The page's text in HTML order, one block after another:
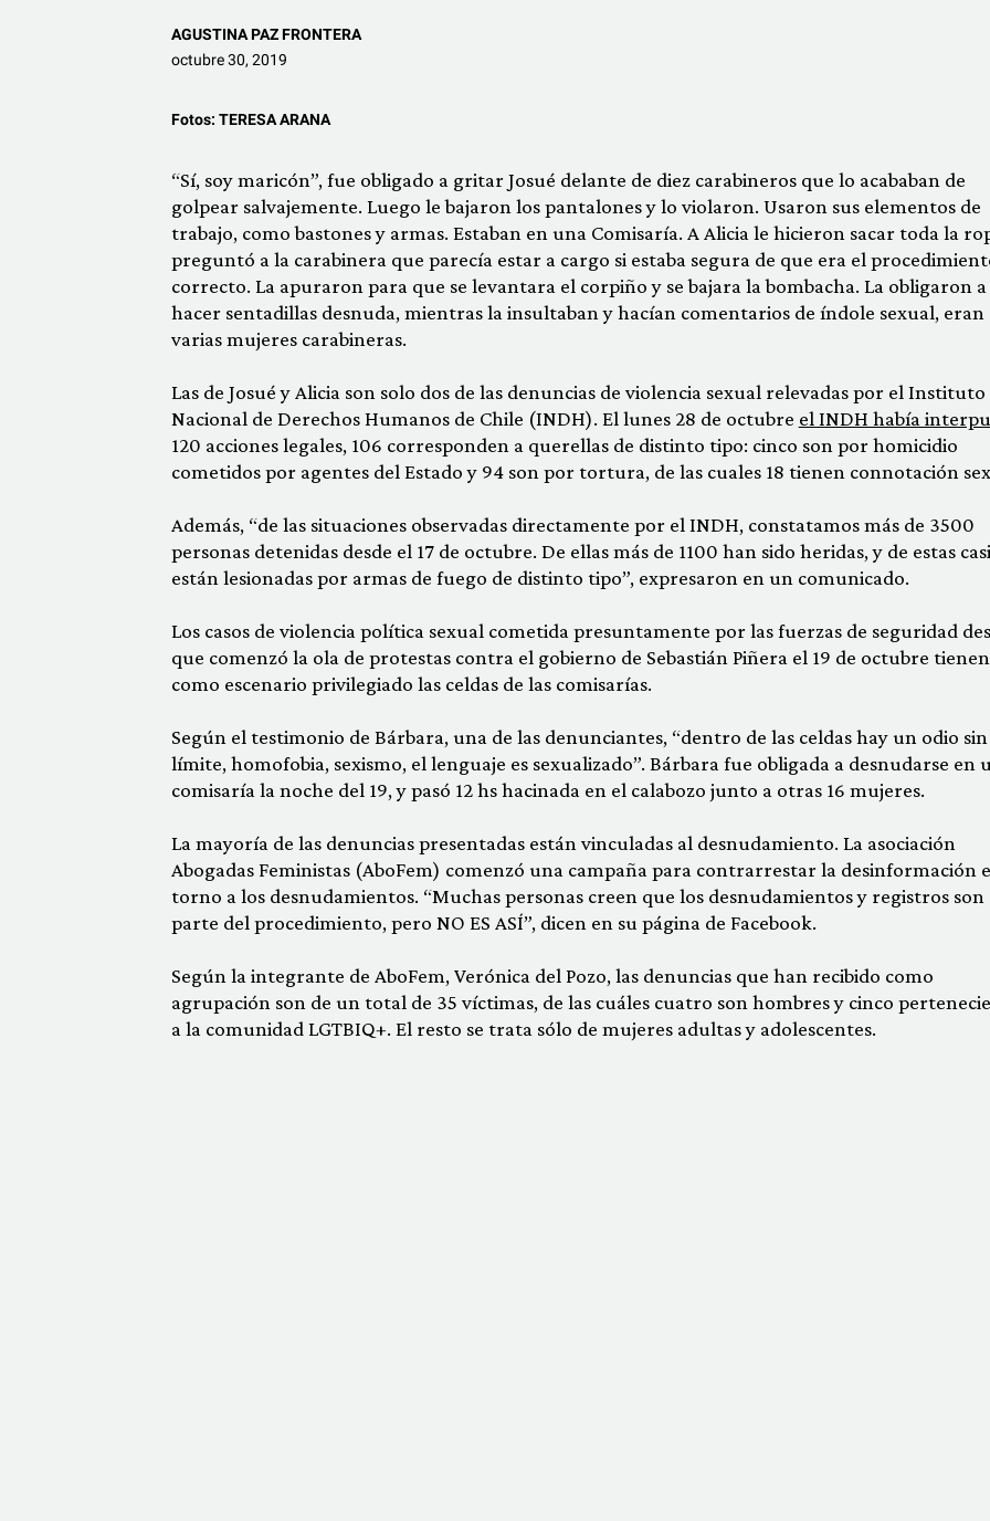
AGUSTINA PAZ FRONTERA
octubre 30, 2019
Fotos: TERESA ARANA
“Sí, soy maricón”, fue obligado a gritar Josué delante de diez carabineros que lo acababan de
golpear salvajemente. Luego le bajaron los pantalones y lo violaron. Usaron sus elementos de
trabajo, como bastones y armas. Estaban en una Comisaría. A Alicia le hicieron sacar toda la
preguntó a la carabinera que parecía estar a cargo si estaba segura de que era el
correcto. La apuraron para que se levantara el corpiño y se bajara la bombacha. La obligaron a
hacer sentadillas desnuda, mientras la insultaban y hacían comentarios de índole sexual, eran
varias mujeres carabineras.
Las de Josué y Alicia son solo dos de las denuncias de violencia sexual relevadas por el Instituto
Nacional de Derechos Humanos de Chile (INDH). El lunes 28 de octubre el INDH había
120 acciones legales, 106 corresponden a querellas de distinto tipo: cinco son por homicidio
cometidos por agentes del Estado y 94 son por tortura, de las cuales 18 tienen connotación
Además, “de las situaciones observadas directamente por el INDH, constatamos más de 3500
personas detenidas desde el 17 de octubre. De ellas más de 1100 han sido heridas, y de estas
están lesionadas por armas de fuego de distinto tipo”, expresaron en un comunicado.
Los casos de violencia política sexual cometida presuntamente por las fuerzas de seguridad
que comenzó la ola de protestas contra el gobierno de Sebastián Piñera el 19 de octubre tienen
como escenario privilegiado las celdas de las comisarías.
Según el testimonio de Bárbara, una de las denunciantes, “dentro de las celdas hay un odio sin
límite, homofobia, sexismo, el lenguaje es sexualizado”. Bárbara fue obligada a desnudarse en
comisaría la noche del 19, y pasó 12 hs hacinada en el calabozo junto a otras 16 mujeres.
La mayoría de las denuncias presentadas están vinculadas al desnudamiento. La asociación
Abogadas Feministas (AboFem) comenzó una campaña para contrarrestar la desinformación
torno a los desnudamientos. “Muchas personas creen que los desnudamientos y registros son
parte del procedimiento, pero NO ES ASÍ”, dicen en su página de Facebook.
Según la integrante de AboFem, Verónica del Pozo, las denuncias que han recibido como
agrupación son de un total de 35 víctimas, de las cuáles cuatro son hombres y cinco
a la comunidad LGTBIQ+. El resto se trata sólo de mujeres adultas y adolescentes.